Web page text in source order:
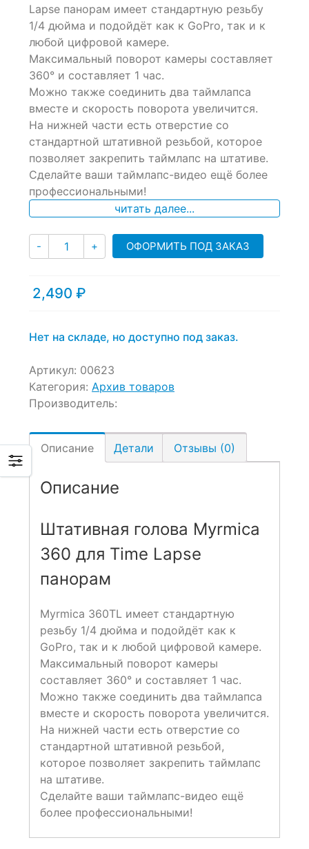
based
on
customer
ratings
Lapse панорам имеет стандартную резьбу
1/4 дюйма и подойдёт как к GoPro, так и к
любой цифровой камере.
Максимальный поворот камеры составляет
360° и составляет 1 час.
Можно также соединить два таймлапса
вместе и скорость поворота увеличится.
На нижней части есть отверстие со
стандартной штативной резьбой, которое
позволяет закрепить таймлапс на штативе.
Сделайте ваши таймлапс-видео ещё более
профессиональными!
читать далее...
- Количество
+ ОФОРМИТЬ ПОД ЗАКАЗ
2,490 ₽
Нет на складе, но доступно под заказ.
Артикул: 00623
Категория: Архив товаров
Производитель:
Описание Детали Отзывы (0)
Описание
Штативная голова Myrmica
360 для Time Lapse
панорам
Myrmica 360TL имеет стандартную
резьбу 1/4 дюйма и подойдёт как к
GoPro, так и к любой цифровой камере.
Максимальный поворот камеры
составляет 360° и составляет 1 час.
Можно также соединить два таймлапса
вместе и скорость поворота увеличится.
На нижней части есть отверстие со
стандартной штативной резьбой,
которое позволяет закрепить таймлапс
на штативе.
Сделайте ваши таймлапс-видео ещё
более профессиональными!